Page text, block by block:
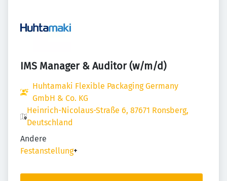
IMS Manager & Auditor (w/m/d)
Huhtamaki Flexible Packaging Germany
GmbH & Co. KG
Heinrich-Nicolaus-Straße 6, 87671 Ronsberg,
Deutschland
Andere
Festanstellung+